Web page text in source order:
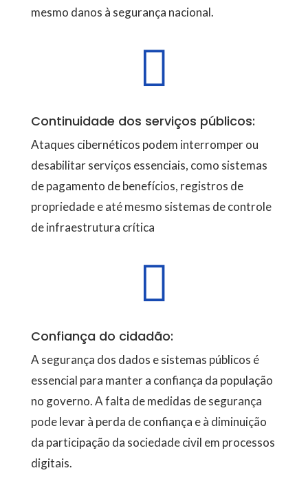
mesmo danos à segurança nacional.

Continuidade dos serviços públicos:
Ataques cibernéticos podem interromper ou
desabilitar serviços essenciais, como sistemas
de pagamento de benefícios, registros de
propriedade e até mesmo sistemas de controle
de infraestrutura crítica

Confiança do cidadão:
A segurança dos dados e sistemas públicos é
essencial para manter a confiança da população
no governo. A falta de medidas de segurança
pode levar à perda de confiança e à diminuição
da participação da sociedade civil em processos
digitais.